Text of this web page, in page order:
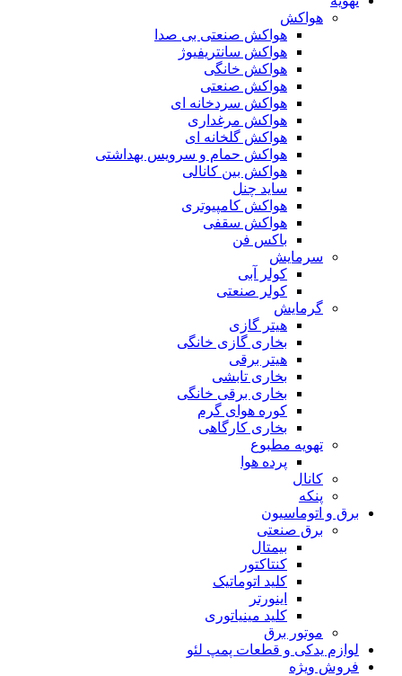
هواکش
هواکش صنعتی بی صدا
هواکش سانتریفیوژ
هواکش خانگی
هواکش صنعتی
هواکش سردخانه ای
هواکش مرغداری
هواکش گلخانه ای
هواکش حمام و سرویس بهداشتی
هواکش بین کانالی
ساید چنل
هواکش کامپیوتری
هواکش سقفی
باکس فن
سرمایش
کولر آبی
کولر صنعتی
گرمایش
هیتر گازی
بخاری گازی خانگی
هیتر برقی
بخاری تابشی
بخاری برقی خانگی
کوره هوای گرم
بخاری کارگاهی
تهویه مطبوع
پرده هوا
کانال
پنکه
برق و اتوماسیون
برق صنعتی
بیمتال
کنتاکتور
کلید اتوماتیک
اینورتر
کلید مینیاتوری
موتور برق
لوازم یدکی و قطعات پمپ لئو
فروش ویژه